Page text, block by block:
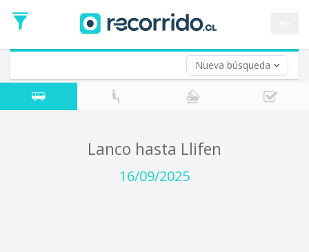
Nueva búsqueda
de
Ida
Vuelta (opcional)
Fecha
de
Lanco hasta Llifen
16/09/2025